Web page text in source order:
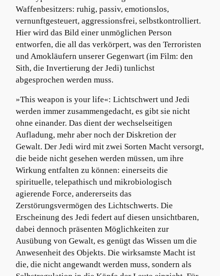
Waffenbesitzers: ruhig, passiv, emotionslos,
vernunftgesteuert, aggressionsfrei, selbstkontrolliert.
Hier wird das Bild einer unmöglichen Person
entworfen, die all das verkörpert, was den Terroristen
und Amokläufern unserer Gegenwart (im Film: den
Sith, die Invertierung der Jedi) tunlichst
abgesprochen werden muss.
»This weapon is your life«: Lichtschwert und Jedi
werden immer zusammengedacht, es gibt sie nicht
ohne einander. Das dient der wechselseitigen
Aufladung, mehr aber noch der Diskretion der
Gewalt. Der Jedi wird mit zwei Sorten Macht versorgt,
die beide nicht gesehen werden müssen, um ihre
Wirkung entfalten zu können: einerseits die
spirituelle, telepathisch und mikrobiologisch
agierende Force, andererseits das
Zerstörungsvermögen des Lichtschwerts. Die
Erscheinung des Jedi federt auf diesen unsichtbaren,
dabei dennoch präsenten Möglichkeiten zur
Ausübung von Gewalt, es genügt das Wissen um die
Anwesenheit des Objekts. Die wirksamste Macht ist
die, die nicht angewandt werden muss, sondern als